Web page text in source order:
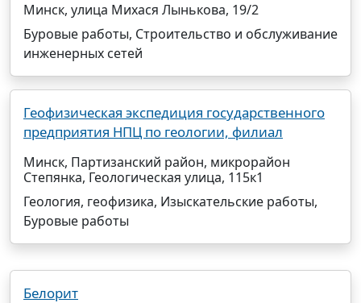
Минск, улица Михася Лынькова, 19/2
Буровые работы, Строительство и обслуживание
инженерных сетей
Геофизическая экспедиция государственного
предприятия НПЦ по геологии, филиал
Минск, Партизанский район, микрорайон
Степянка, Геологическая улица, 115к1
Геология, геофизика, Изыскательские работы,
Буровые работы
Белорит